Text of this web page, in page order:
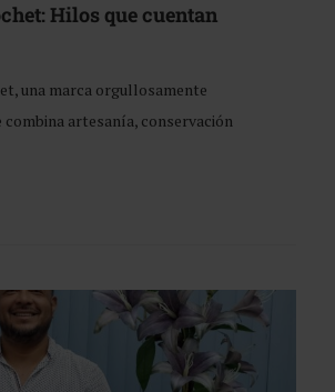
Hilos que cuentan
una marca orgullosamente
combina artesanía, conservación